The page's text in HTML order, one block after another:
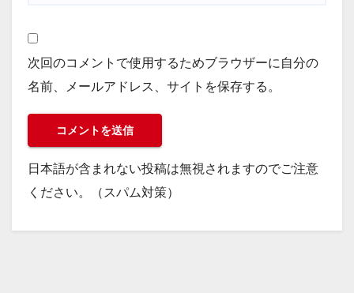
次回のコメントで使用するためブラウザーに自分の
名前、メールアドレス、サイトを保存する。
日本語が含まれない投稿は無視されますのでご注意
ください。（スパム対策）